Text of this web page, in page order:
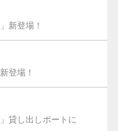
新登場！
登場！
貸し出しポートに